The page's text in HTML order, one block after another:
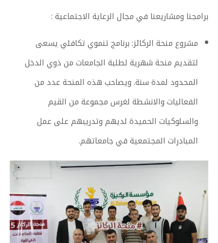
برامجنا ومشاريعنا في مجال الرعاية الاجتماعية :
مشروع منحة الركائز: برنامج تنموي تكافلي يسعى
لتقديم منحة شهرية لطلبة الجامعات من ذوي الدخل
المحدود لمدة سنة. ويصاحب هذه المنحة عدد من
الفعاليات والانشطة لغرس مجموعة من القيم
والسلوكيات الحميدة لديهم وتدريبهم على عمل
المبادرات المجتمعية في جامعاتهم.